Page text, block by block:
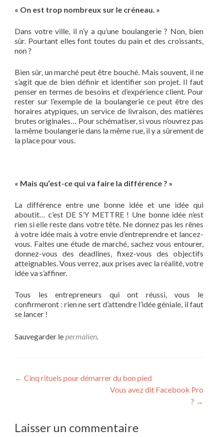
« On est trop nombreux sur le créneau. »
Dans votre ville, il n’y a qu’une boulangerie ? Non, bien
sûr. Pourtant elles font toutes du pain et des croissants,
non ?
Bien sûr, un marché peut être bouché. Mais souvent, il ne
s’agit que de bien définir et identifier son projet. Il faut
penser en termes de besoins et d’expérience client. Pour
rester sur l’exemple de la boulangerie ce peut être des
horaires atypiques, un service de livraison, des matières
brutes originales… Pour schématiser, si vous n’ouvrez pas
la même boulangerie dans la même rue, il y a sûrement de
la place pour vous.
« Mais qu’est-ce qui va faire la différence ? »
La différence entre une bonne idée et une idée qui
aboutit… c’est DE S’Y METTRE ! Une bonne idée n’est
rien si elle reste dans votre tête. Ne donnez pas les rênes
à votre idée mais à votre envie d’entreprendre et lancez-
vous. Faites une étude de marché, sachez vous entourer,
donnez-vous des deadlines, fixez-vous des objectifs
atteignables. Vous verrez, aux prises avec la réalité, votre
idée va s’affiner.
Tous les entrepreneurs qui ont réussi, vous le
confirmeront : rien ne sert d’attendre l’idée géniale, il faut
se lancer !
Sauvegarder lepermalien.
Navigation
← Cinq rituels pour démarrer du bon pied
Vous avez dit Facebook Pro
? →
Laisser un commentaire